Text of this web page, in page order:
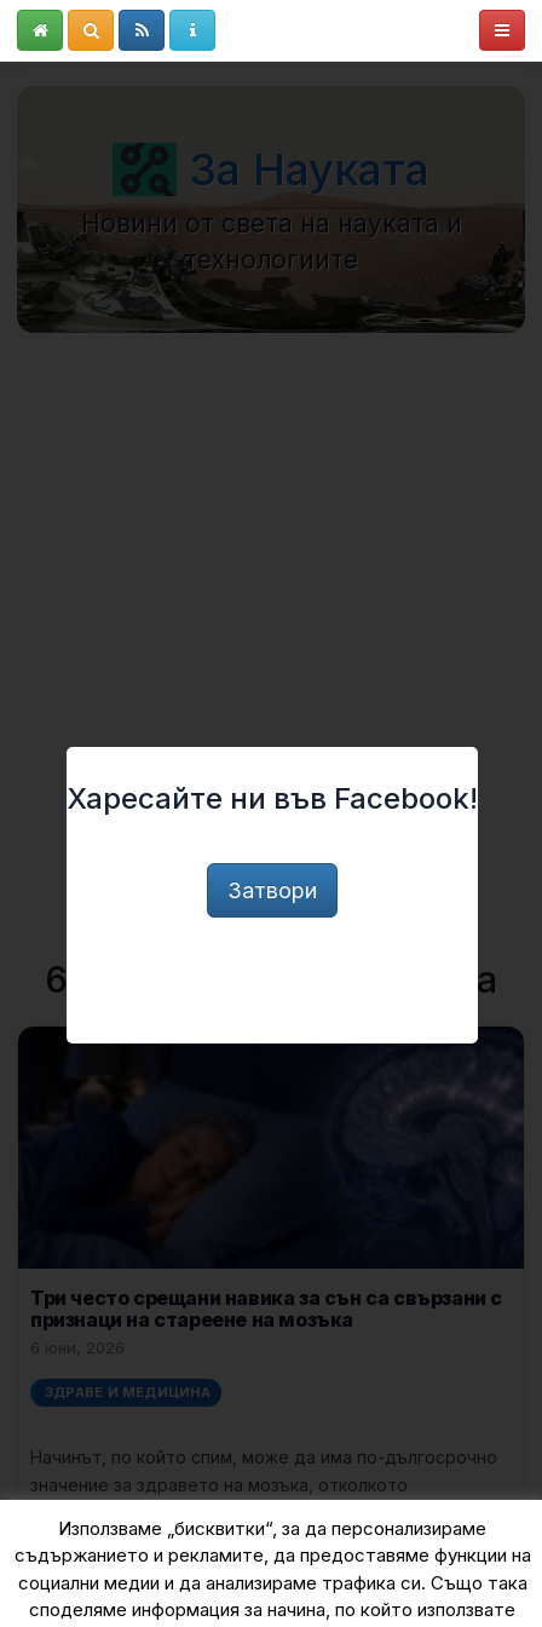
За Науката
Новини от света на науката и
технологиите
6 юни, 2026 | За Науката
Три често срещани навика за сън са свързани с
признаци на стареене на мозъка
6 юни, 2026
ЗДРАВЕ И МЕДИЦИНА
Начинът, по който спим, може да има по-дългосрочно
значение за здравето на мозъка, отколкото
Университетаоще »
Използваме „бисквитки“, за да персонализираме
съдържанието и рекламите, да предоставяме функции на
социални медии и да анализираме трафика си. Също така
споделяме информация за начина, по който използвате
Харесайте ни във Facebook!
Затвори